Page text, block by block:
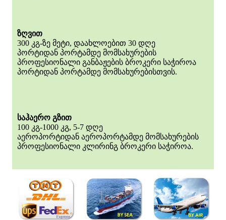
ზღვით
300 კგ-ზე მეტი, დაახლოებით 30 დღე
პორტიდან პორტამდე მომსახურების
პროფესიონალი განბაჟების ბროკერი საჭიროა
პორტიდან პორტამდე მომსახურებისთვის.
საჰაერო გზით
100 კგ-1000 კგ, 5-7 დღე
აეროპორტიდან აეროპორტამდე მომსახურების
პროფესიონალი კლირინგ ბროკერი საჭიროა.